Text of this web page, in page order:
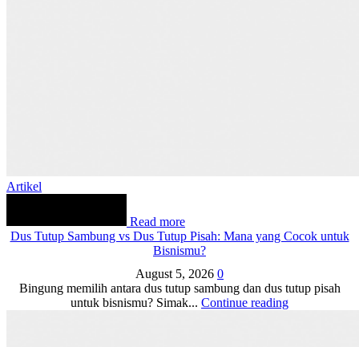
Artikel
Read more
Dus Tutup Sambung vs Dus Tutup Pisah: Mana yang Cocok untuk
Bisnismu?
August 5, 2026 0
Bingung memilih antara dus tutup sambung dan dus tutup pisah
untuk bisnismu? Simak... Continue reading